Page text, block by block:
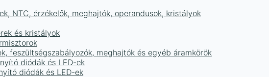
NTC, érzékelők, meghajtók, operandusok, kristályok
és kristályok
feszültségszabályozók, meghajtók és egyéb áramkörök
diódák és LED-ek
diódák és LED-ek